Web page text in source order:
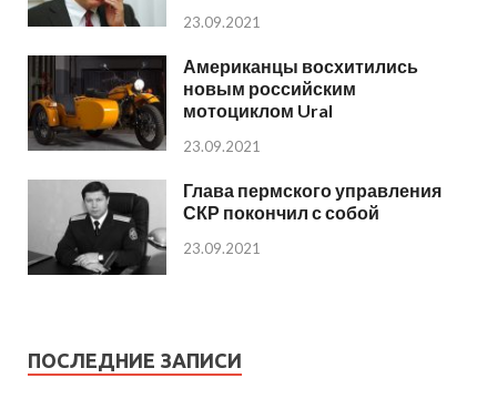
23.09.2021
Американцы восхитились
новым российским
мотоциклом Ural
23.09.2021
Глава пермского управления
СКР покончил с собой
23.09.2021
ПОСЛЕДНИЕ ЗАПИСИ